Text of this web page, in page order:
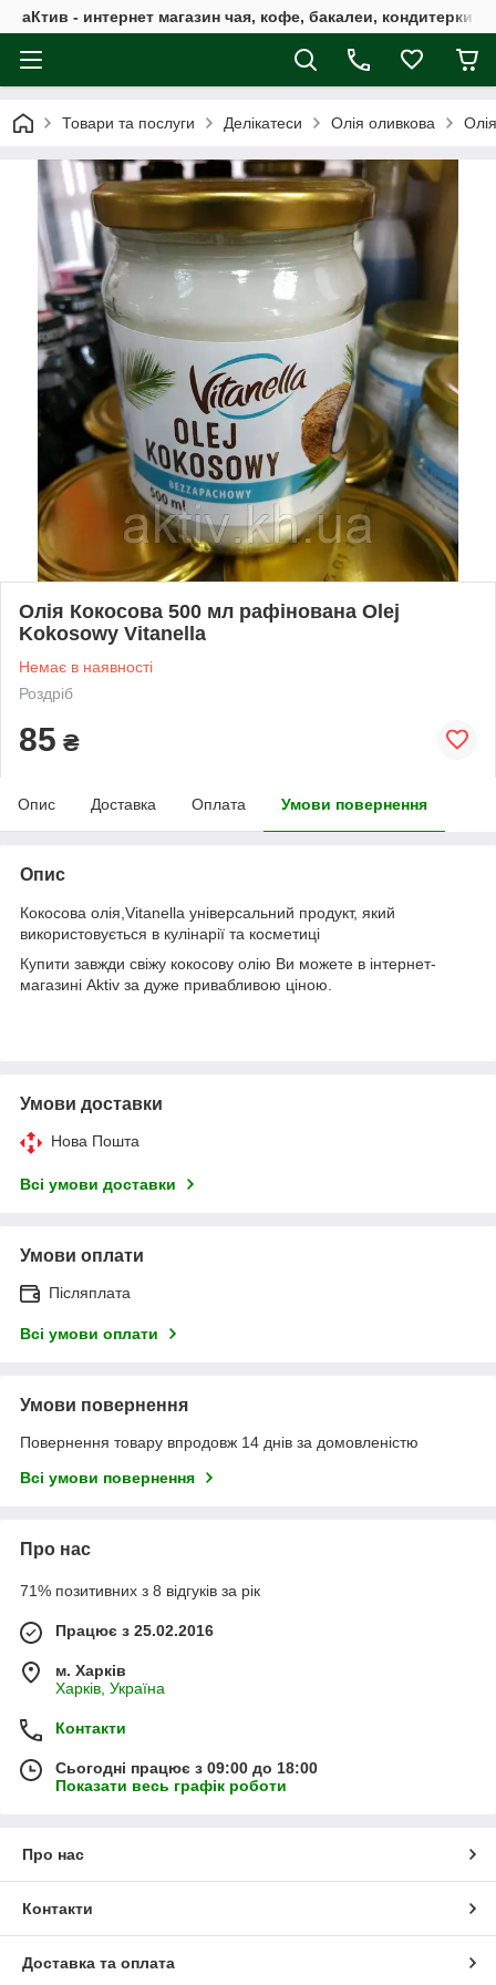
аКтив - интернет магазин чая, кофе, бакалеи, кондитерки
Товари та послуги Делікатеси Олія оливкова
Олія Кокосова 500 мл рафінована Olej
Kokosowy Vitanella
Немає в наявності
Роздріб
85 ₴
Опис Доставка Оплата Умови повернення
Опис
Кокосова олія,Vitanella універсальний продукт, який
використовується в кулінарії та косметиці
Купити завжди свіжу кокосову олію Ви можете в інтернет-
магазині Aktiv за дуже привабливою ціною.
Умови доставки
Нова Пошта
Всі умови доставки
Умови оплати
Післяплата
Всі умови оплати
Умови повернення
Повернення товару впродовж 14 днів за домовленістю
Всі умови повернення
Про нас
71% позитивних з 8 відгуків за рік
Працює з 25.02.2016
м. Харків
Харків, Україна
Контакти
Сьогодні працює з 09:00 до 18:00
Показати весь графік роботи
Про нас
Контакти
Доставка та оплата